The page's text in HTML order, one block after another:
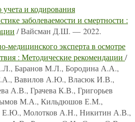
учета и кодирования
заболеваемости и смертности :
/ Вайсман Д.Ш. — 2022.
медицинского эксперта в осмотре
: Методические рекомендации /
Баранов М.Л., Бородина А.А.,
Вавилов А.Ю., Власюк И.В.,
А.В., Грачева К.В., Григорьев
М.А., Кильдюшов Е.М.,
Молотков А.Н., Никитин А.В.,